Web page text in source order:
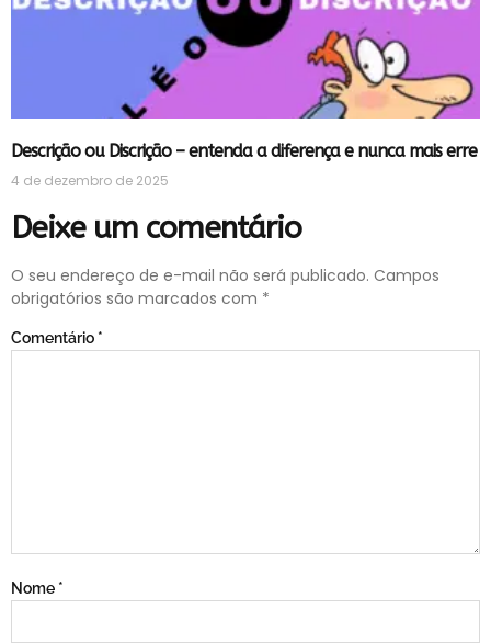
Descrição ou Discrição – entenda a diferença e nunca mais erre
4 de dezembro de 2025
Deixe um comentário
O seu endereço de e-mail não será publicado. Campos
obrigatórios são marcados com *
Comentário *
Nome *